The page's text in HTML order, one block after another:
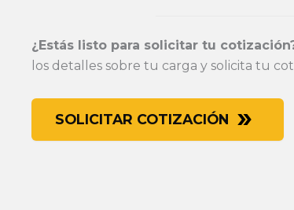
¿Estás listo para solicitar tu
los detalles sobre tu carga y solicita tu
SOLICITAR COTIZACIÓN